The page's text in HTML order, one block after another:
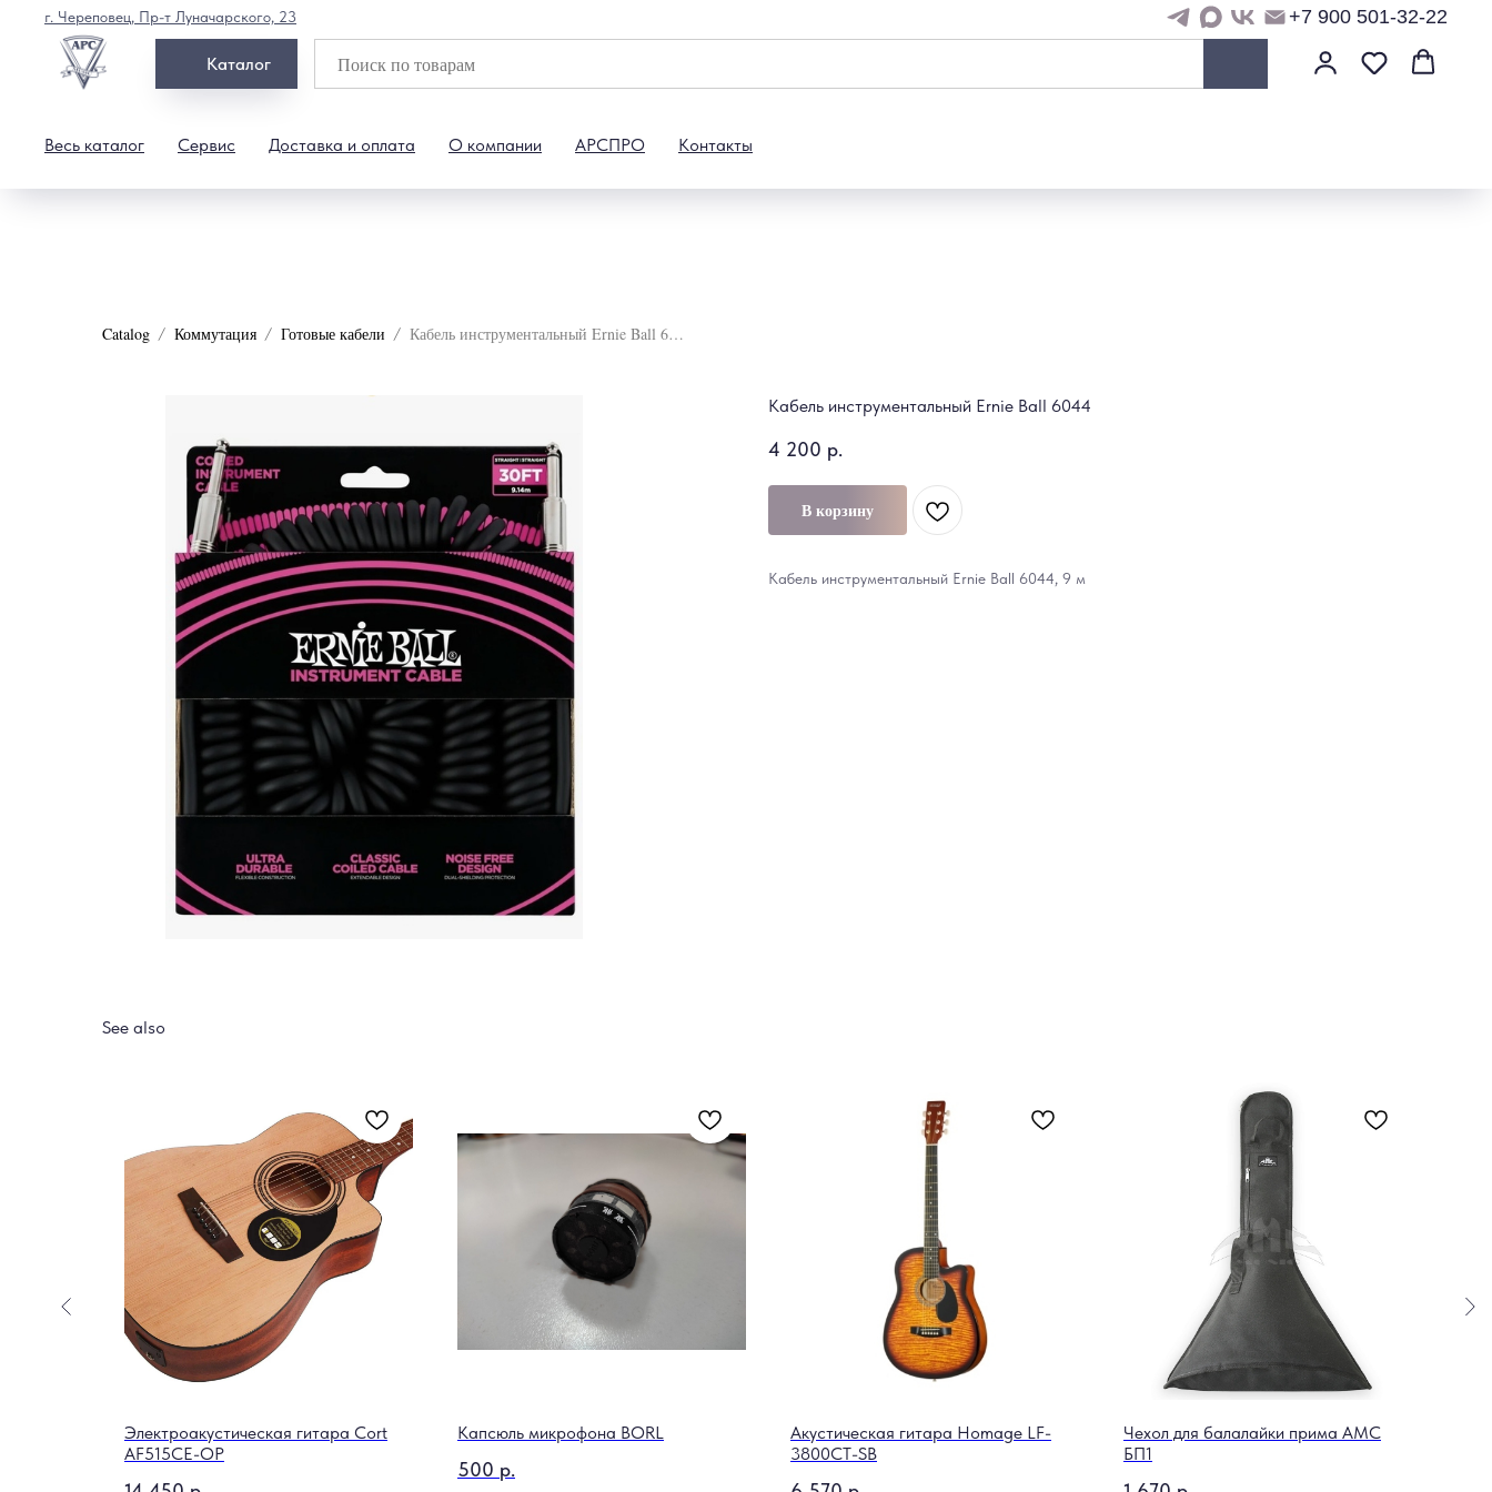
Каталог
Весь каталог Сервис Доставка и оплата О компании АРСПРО Контакты
г. Череповец, Пр-т Луначарского, 23 +7 900 501-32-22
Catalog Коммутация Готовые кабели Кабель инструментальный Ernie Ball 6044
Кабель инструментальный Ernie Ball 6044
4 200 р.
В корзину
Кабель инструментальный Ernie Ball 6044, 9 м
See also
Электроакустическая гитара Cort
AF515CЕ-OP
Капсюль микрофона BORL
500 р.
Акустическая гитара Homage LF-
3800CT-SB
Чехол для балалайки прима АМС
БП1